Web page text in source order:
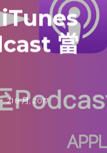
iTunes
當
· 21 8 月, 2017